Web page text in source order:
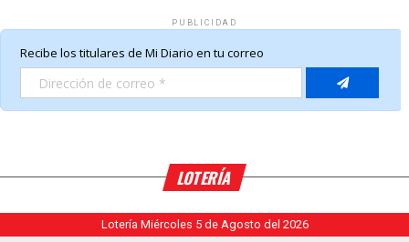
PUBLICIDAD
LOTERÍA
Lotería Miércoles 5 de Agosto del 2026